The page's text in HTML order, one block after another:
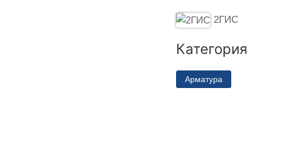
2ГИС
Категория
Арматура